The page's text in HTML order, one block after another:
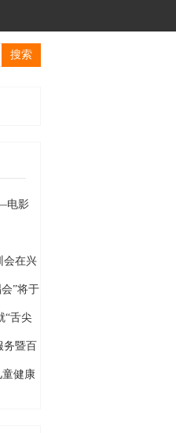
州旅游市场价格行为的提醒
电影
会在兴
”将于
“舌尖
务暨百
西南
童健康